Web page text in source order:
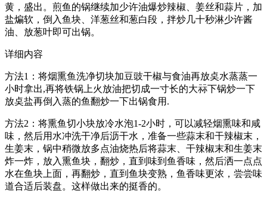
黄，盛出。煎鱼的锅继续加少许油爆炒辣椒、姜丝和蒜片，加
盐煸软，倒入鱼块、洋葱丝和葱白段，拌炒几十秒淋少许酱
油、放葱叶即可出锅。
详细内容
方法1：将烟熏鱼洗净切块加豆豉干椒与食油再放奌水蒸蒸一
小时拿出,再将铁锅上火放油把切成一寸长的大祘下锅炒一下
放奌盐再倒入蒸的鱼翻炒一下出锅食用.
方法2：将熏鱼切小块放冷水泡1-2小时，可以减轻烟熏味和咸
味，然后用水冲洗干净后沥干水，准备一些蒜末和干辣椒末，
生姜末，锅中稍微放多点油烧热后将蒜末、干辣椒末和生姜末
炸一炸，放入熏鱼块，翻炒，直到味到鱼香味，然后洒一点点
水在鱼块上面，再翻炒，直到鱼块变熟，鱼香味更浓，尝尝味
道合适后装盘。这样做出来的挺香的。